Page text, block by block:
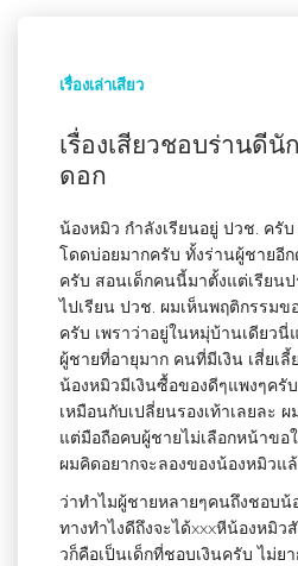
เรื่องเล่าเสียว
เรื่องเสียวชอบร่านดีนั
ดอก
น้องหมิว กำลังเรียนอยู่ ปวช. ครั
โดดบ่อยมากครับ ทั้งร่านผู้ชายอีก
ครับ สอนเด็กคนนี้มาตั้งแต่เรียน
ไปเรียน ปวช. ผมเห็นพฤติกรรมข
ครับ เพราว่าอยู่ในหมุ่บ้านเดียว
ผู้ชายที่อายุมาก คนที่มีเงิน เสี่ยเ
น้องหมิวมีเงินซื้อของดีๆแพงๆครั
เหมือนกับเปลี่ยนรองเท้าเลยละ
แต่มือถือคบผู้ชายไม่เลือกหน้าขอ
ผมคิดอยากจะลองของน้องหมิวแ
ว่าทำไมผู้ชายหลายๆคนถึงชอบ
ทางทำไงดีถึงจะได้xxxหีน้องหมิ
วก็คือเป็นเด็กที่ชอบเงินครับ ไม่ย